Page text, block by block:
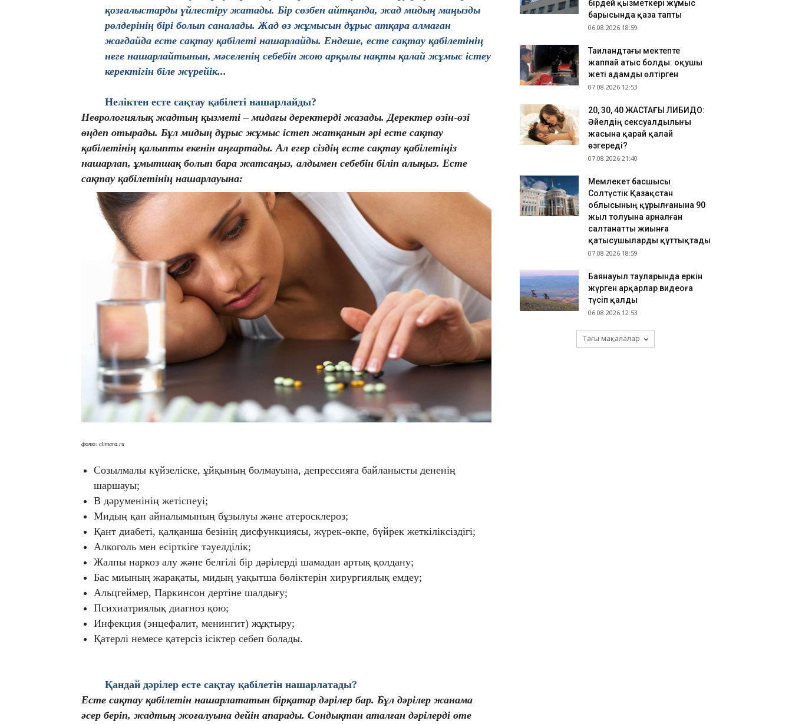
қозғалыстарды үйлестіру жатады. Бір сөзбен айтқанда, жад мидың маңызды
рөлдерінің бірі болып саналады. Жад өз жұмысын дұрыс атқара алмаған
жағдайда есте сақтау қабілеті нашарлайды. Ендеше, есте сақтау қабілетінің
неге нашарлайтынын, мәселенің себебін жою арқылы нақты қалай жұмыс істеу
керектігін біле жүрейік...
Неліктен есте сақтау қабілеті нашарлайды?
Неврологиялық жадтың қызметі – мидағы деректерді жазады. Деректер өзін-өзі
өңдеп отырады. Бұл мидың дұрыс жұмыс істеп жатқанын әрі есте сақтау
қабілетінің қалыпты екенін аңғартады. Ал егер сіздің есте сақтау қабілетіңіз
нашарлап, ұмытшақ болып бара жатсаңыз, алдымен себебін біліп алыңыз. Есте
сақтау қабілетінің нашарлауына:
фото: climara.ru
Созылмалы күйзеліске, ұйқының болмауына, депрессияға байланысты дененің
шаршауы;
B дәруменінің жетіспеуі;
Мидың қан айналымының бұзылуы және атеросклероз;
Қант диабеті, қалқанша безінің дисфункциясы, жүрек-өкпе, бүйрек жеткіліксіздігі;
Алкоголь мен есірткіге тәуелділік;
Жалпы наркоз алу және белгілі бір дәрілерді шамадан артық қолдану;
Бас миының жарақаты, мидың уақытша бөліктерін хирургиялық емдеу;
Альцгеймер, Паркинсон дертіне шалдығу;
Психиатриялық диагноз қою;
Инфекция (энцефалит, менингит) жұқтыру;
Қатерлі немесе қатерсіз ісіктер себеп болады.
Қандай дәрілер есте сақтау қабілетін нашарлатады?
Есте сақтау қабілетін нашарлататын бірқатар дәрілер бар. Бұл дәрілер жанама
әсер беріп, жадтың жоғалуына дейін апарады. Сондықтан аталған дәрілерді өте
08.08.2026 18:32
Оралда ет өнімдерін «жалған» сертификаттау
08.08.2026 17:25
Бельгия королі Филипп Қасым-Жомарт Тоқаевқа
жауап хат жолдады
бірдей қызметкері жұмыс
барысында қаза тапты
06.08.2026 18:59
Таиландтағы мектепте
жаппай атыс болды: оқушы
жеті адамды өлтірген
07.08.2026 12:53
​20, 30, 40 ЖАСТАҒЫ ЛИБИДО:
Әйелдің сексуалдылығы
жасына қарай қалай
өзгереді?
07.08.2026 21:40
Мемлекет басшысы
Солтүстік Қазақстан
облысының құрылғанына 90
жыл толуына арналған
салтанатты жиынға
қатысушыларды құттықтады
07.08.2026 18:59
Баянауыл тауларында еркін
жүрген арқарлар видеоға
түсіп қалды
06.08.2026 12:53
Тағы мақалалар